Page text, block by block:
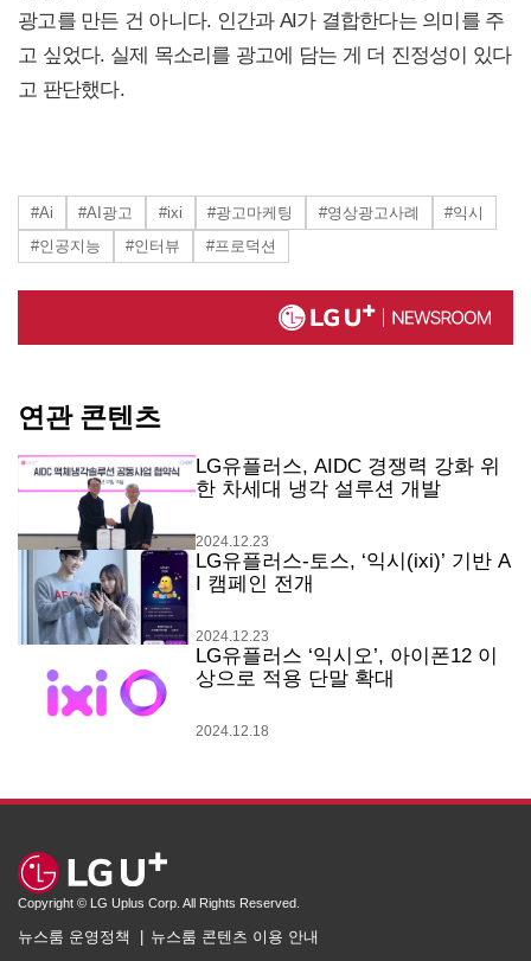
광고를 만든 건 아니다. 인간과 AI가 결합한다는 의미를 주
고 싶었다. 실제 목소리를 광고에 담는 게 더 진정성이 있다
고 판단했다.
#Ai #AI광고 #ixi #광고마케팅 #영상광고사례
#익시
#인공지능
#인터뷰 #프로덕션
연관 콘텐츠
LG유플러스, AIDC 경쟁력 강화 위
한 차세대 냉각 설루션 개발
2024.12.23
LG유플러스-토스, ‘익시(ixi)’ 기반 A
I 캠페인 전개
2024.12.23
LG유플러스 ‘익시오’, 아이폰12 이
상으로 적용 단말 확대
2024.12.18
Copyright © LG Uplus Corp. All Rights Reserved.
뉴스룸 운영정책 뉴스룸 콘텐츠 이용 안내